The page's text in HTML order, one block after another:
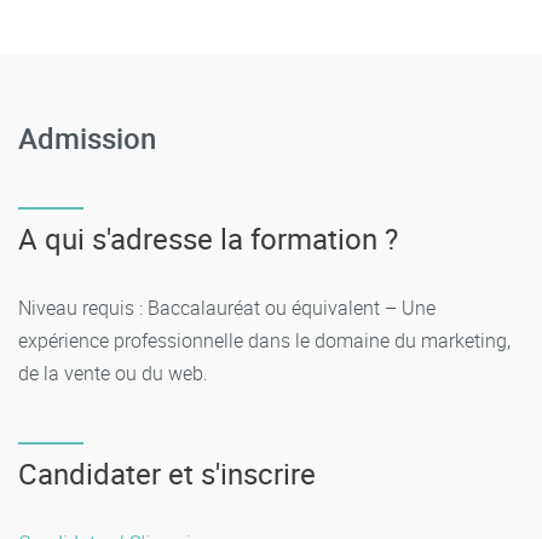
Admission
A qui s'adresse la formation ?
Niveau requis : Baccalauréat ou équivalent – Une
expérience professionnelle dans le domaine du marketing,
de la vente ou du web.
Candidater et s'inscrire